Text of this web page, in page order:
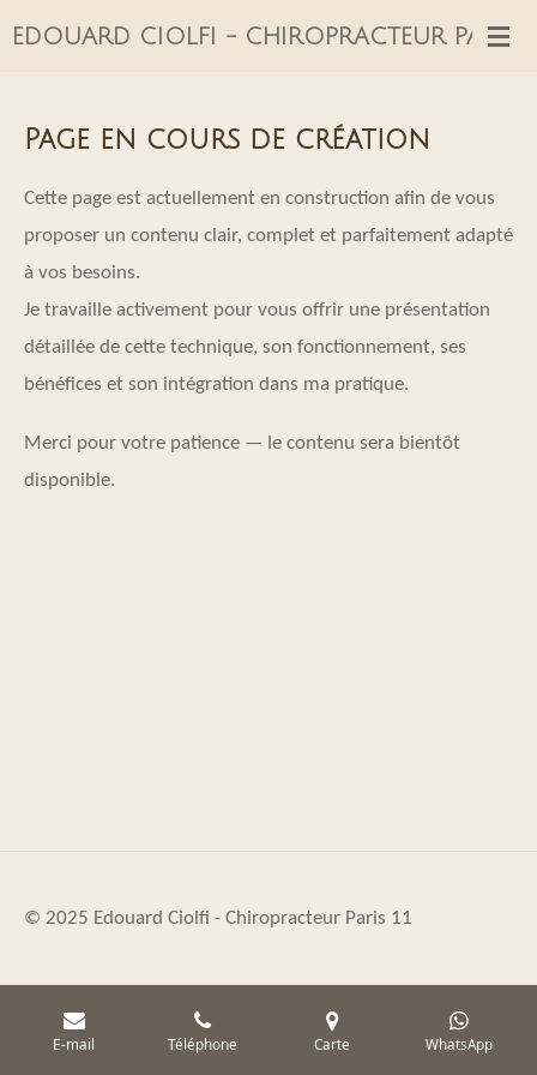
Passer
principal
EDOUARD CIOLFI - CHIROPRACTEUR PARIS
Page en cours de création
Cette page est actuellement en construction afin de vous
proposer un contenu clair, complet et parfaitement adapté
à vos besoins.
Je travaille activement pour vous offrir une présentation
détaillée de cette technique, son fonctionnement, ses
bénéfices et son intégration dans ma pratique.
Merci pour votre patience — le contenu sera bientôt
disponible.
© 2025 Edouard Ciolfi - Chiropracteur Paris 11
E-mail Téléphone Carte WhatsApp